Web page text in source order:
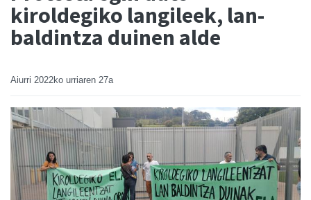
kiroldegiko langileek, lan-
baldintza duinen alde
Aiurri 2022ko urriaren 27a